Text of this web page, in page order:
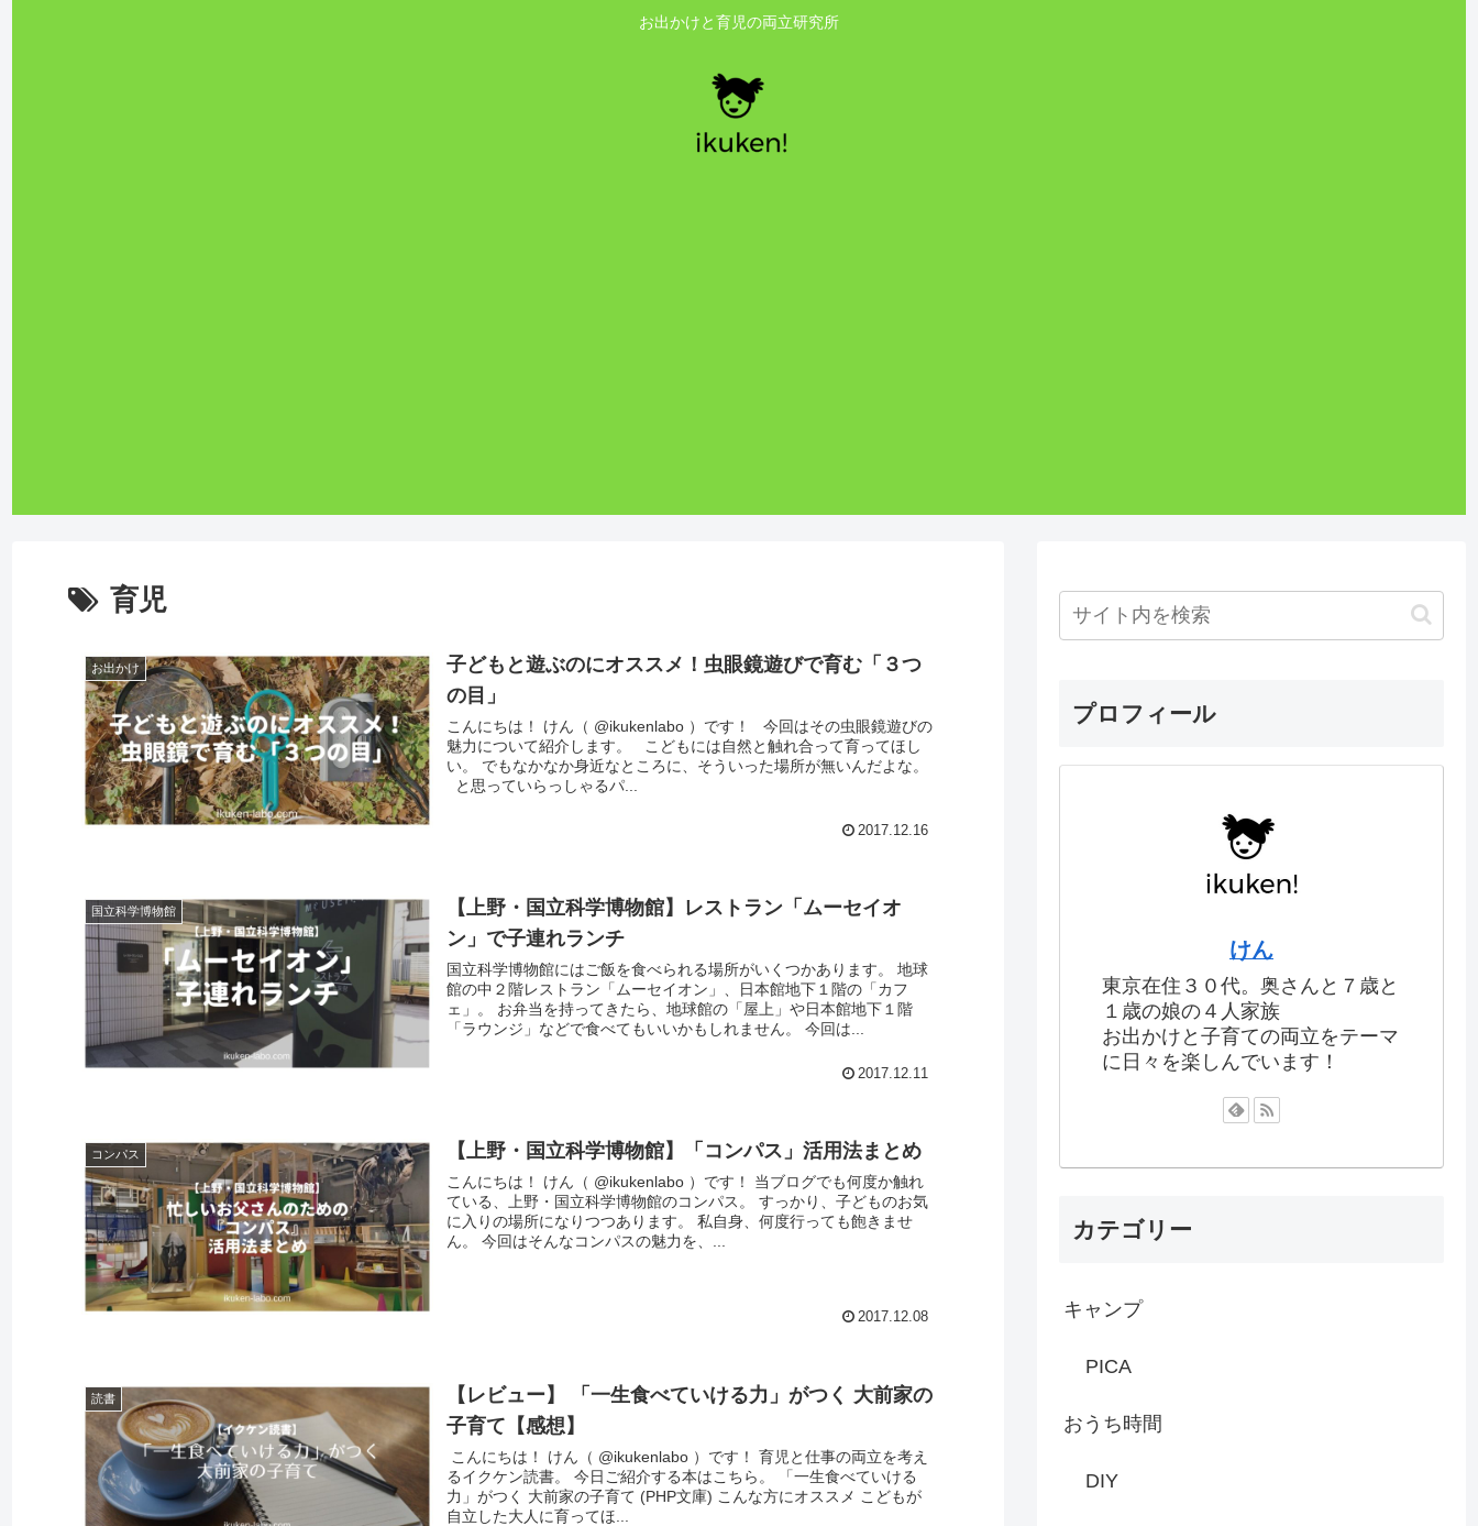
お出かけと育児の両立研究所
育児
お出かけ
子どもと遊ぶのにオススメ！虫眼鏡遊びで育む「３つ
の目」
こんにちは！ けん（ @ikukenlabo ）です！ 今回はその虫眼鏡遊びの
魅力について紹介します。 こどもには自然と触れ合って育ってほし
い。 でもなかなか身近なところに、そういった場所が無いんだよな。
と思っていらっしゃるパ...
2017.12.16
国立科学博物館
【上野・国立科学博物館】レストラン「ムーセイオ
ン」で子連れランチ
国立科学博物館にはご飯を食べられる場所がいくつかあります。 地球
館の中２階レストラン「ムーセイオン」、日本館地下１階の「カフ
ェ」。 お弁当を持ってきたら、地球館の「屋上」や日本館地下１階
「ラウンジ」などで食べてもいいかもしれません。 今回は...
2017.12.11
コンパス 【上野・国立科学博物館】「コンパス」活用法まとめ
こんにちは！ けん（ @ikukenlabo ）です！ 当ブログでも何度か触れ
ている、上野・国立科学博物館のコンパス。 すっかり、子どものお気
に入りの場所になりつつあります。 私自身、何度行っても飽きませ
ん。 今回はそんなコンパスの魅力を、...
2017.12.08
読書
【レビュー】 「一生食べていける力」がつく 大前家の
子育て【感想】
​ こんにちは！ けん（ @ikukenlabo ）です！ 育児と仕事の両立を考え
るイクケン読書。 今日ご紹介する本はこちら。 「一生食べていける
力」がつく 大前家の子育て (PHP文庫) こんな方にオススメ こどもが
自立した大人に育ってほ...
プロフィール
けん
東京在住３０代。奥さんと７歳と
１歳の娘の４人家族
お出かけと子育ての両立をテーマ
に日々を楽しんでいます！
カテゴリー
キャンプ
PICA
おうち時間
DIY